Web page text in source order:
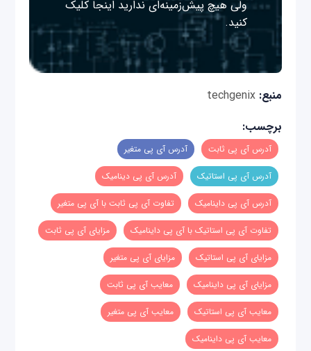
ولی هیچ پیش‌زمینه‌ای نداریداینجا کلیک
کنید.
منبع:techgenix
برچسب:
آدرس آی پی ثابت آدرس آی پی متغیر
آدرس آی پی استاتیک آدرس آی پی دینامیک
آدرس آی پی داینامیک تفاوت آی پی ثابت با آی پی متغیر
تفاوت آی پی استاتیک با آی پی داینامیک مزایای آی پی ثابت
مزایای آی پی استاتیک مزایای آی پی متغیر
مزایای آی پی داینامیک معایب آی پی ثابت
معایب آی پی استاتیک معایب آی پی متغیر
معایب آی پی داینامیک